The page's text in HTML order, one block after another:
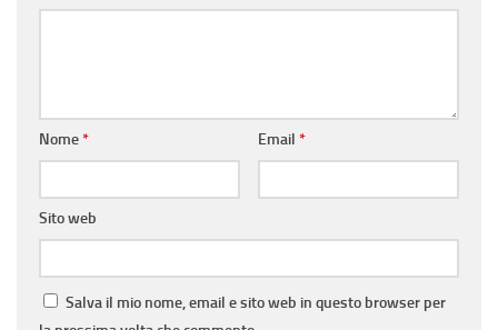
Nome* Email *
Sito web
Salva il mio nome, email e sito web in questo browser per